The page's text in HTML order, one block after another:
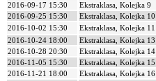
2016-09-17 15:30
Ekstraklasa, Kolejka 9
2016-09-25 15:30
Ekstraklasa, Kolejka 10
2016-10-02 15:30
Ekstraklasa, Kolejka 11
2016-10-24 18:00
Ekstraklasa, Kolejka 13
2016-10-28 20:30
Ekstraklasa, Kolejka 14
2016-11-05 15:30
Ekstraklasa, Kolejka 15
2016-11-21 18:00
Ekstraklasa, Kolejka 16